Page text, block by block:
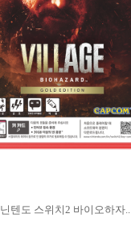
닌텐도 스위치2 바이오하자..